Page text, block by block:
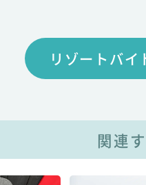
リゾートバイ
関連